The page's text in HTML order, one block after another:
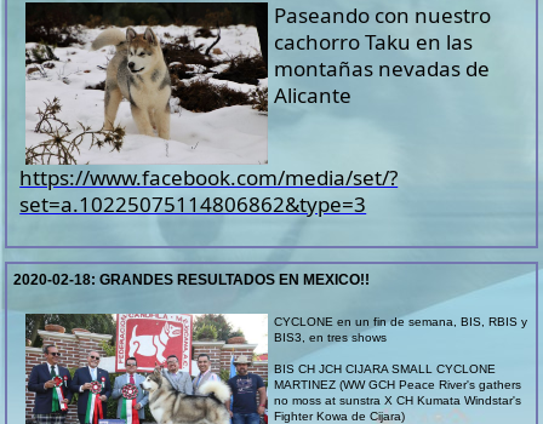
Paseando con nuestro
cachorro Taku en las
montañas nevadas de
Alicante
https://www.facebook.com/media/set/?
set=a.10225075114806862&type=3
2020-02-18:GRANDES RESULTADOS EN MEXICO!!
CYCLONE en un fin de semana, BIS, RBIS y
BIS3, en tres shows
BIS CH JCH CIJARA SMALL CYCLONE
MARTINEZ (WW GCH Peace River's gathers
no moss at sunstra X CH Kumata Windstar's
Fighter Kowa de Cijara)